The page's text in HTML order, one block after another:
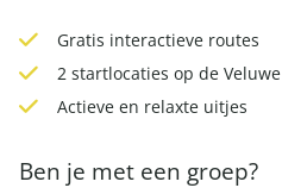
Gratis interactieve routes
2 startlocaties op de Veluwe
Actieve en relaxte uitjes
Ben je met een groep?